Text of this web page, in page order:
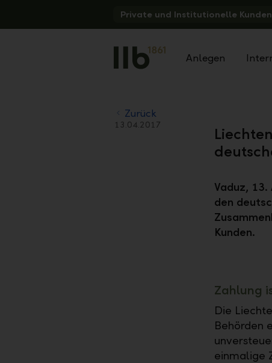
Private und Institutionelle Kunden
Anlegen
Zurück
13.04.2017
Vaduz,
den
Kunden.
Zahlung
Die
Behörden
einmalige